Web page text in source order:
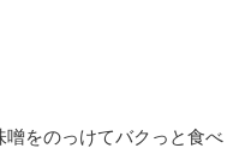
をのっけてバクっと食べ